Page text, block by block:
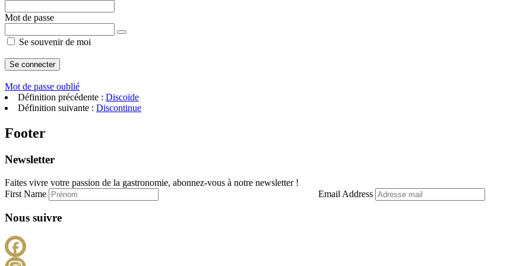
Mot de passe
Se souvenir de moi
Mot de passe oublié
Définition précédente : Discoïde
Définition suivante : Discontinue
Footer
Newsletter
Faites vivre votre passion de la gastronomie, abonnez-vous à notre newsletter !
First Name
Email Address
Nous suivre